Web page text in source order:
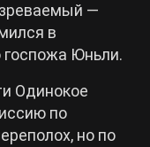
—
в
Юньли.
Одинокое
по
но по